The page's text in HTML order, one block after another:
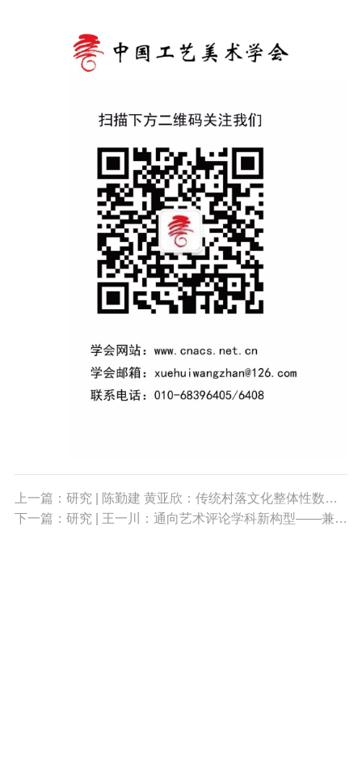
上一篇：研究 | 陈勤建 黄亚欣：传统村落文化整体性数字化保护与振兴研究（一）
下一篇：研究 | 王一川：通向艺术评论学科新构型——兼谈艺术评论与艺术批评的关系（三）